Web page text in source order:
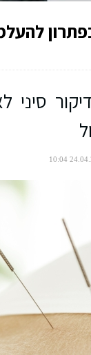
כפתרון
סיני